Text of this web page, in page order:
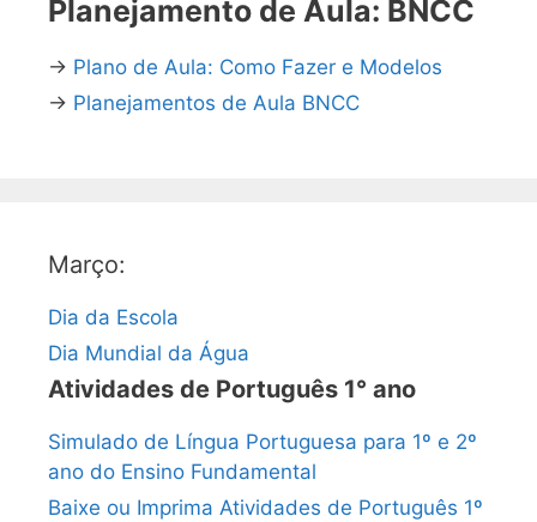
Planejamento de Aula: BNCC
→ Plano de Aula: Como Fazer e Modelos
→ Planejamentos de Aula BNCC
Março:
Dia da Escola
Dia Mundial da Água
Atividades de Português 1° ano
Simulado de Língua Portuguesa para 1º e 2º
ano do Ensino Fundamental
Baixe ou Imprima Atividades de Português 1º